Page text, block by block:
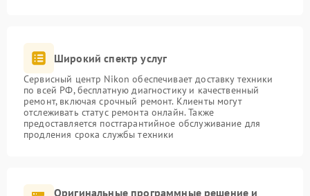
Широкий спектр услуг
Сервисный центр Nikon обеспечивает доставку техники
по всей РФ, бесплатную диагностику и качественный
ремонт, включая срочный ремонт. Клиенты могут
отслеживать статус ремонта онлайн. Также
предоставляется постгарантийное обслуживание для
продления срока службы техники
Оригинальные программные решение и